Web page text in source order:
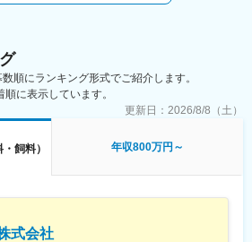
離が近い研究を素材探索～製品化まで一貫し
ます。
康に
スケア事業、地球を健康にするためのバイオ
グレナ
食用屋外大量培養に成功し、これまで事業展
。ユーグレナひとつで59種類の栄養素が摂取
順にランキング形式でご紹介します。
に表示しています。
更新日： 2026/8/8（土）
飼料） 年収800万円～
式会社